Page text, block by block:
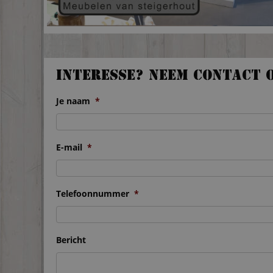
Interesse? Neem contact
Je naam *
E-mail *
Telefoonnummer *
Bericht